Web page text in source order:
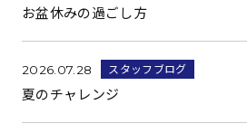
お盆休みの過ごし方
2026.07.28 スタッフブログ
夏のチャレンジ